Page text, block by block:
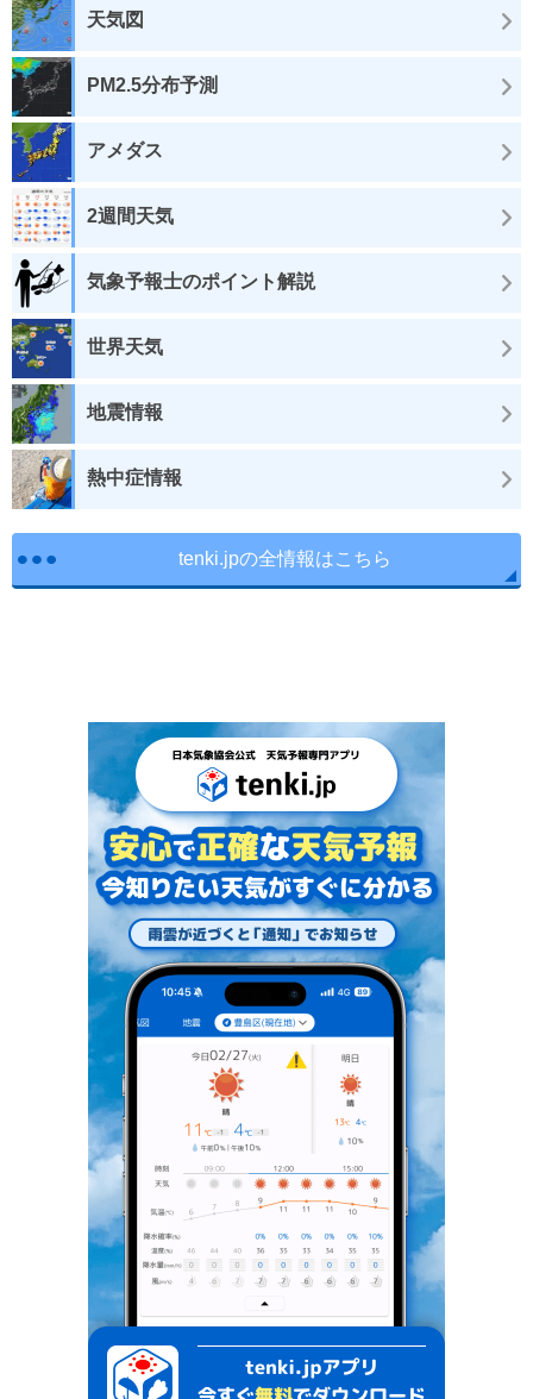
天気図
PM2.5分布予測
アメダス
2週間天気
気象予報士のポイント解説
世界天気
地震情報
熱中症情報
tenki.jpの全情報はこちら